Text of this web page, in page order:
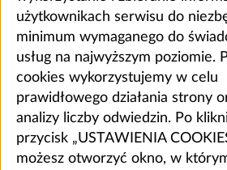
użytkownikach serwisu do
minimum wymaganego do
usług na najwyższym poziomie.
cookies wykorzystujemy w celu
prawidłowego działania strony
analizy liczby odwiedzin. Po
przycisk „USTAWIENIA
możesz otworzyć okno, w